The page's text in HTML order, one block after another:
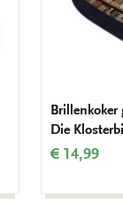
Die
€ 14,99